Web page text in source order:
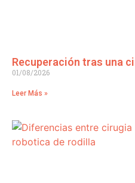
Recuperación tras una
01/08/2026
Leer Más »